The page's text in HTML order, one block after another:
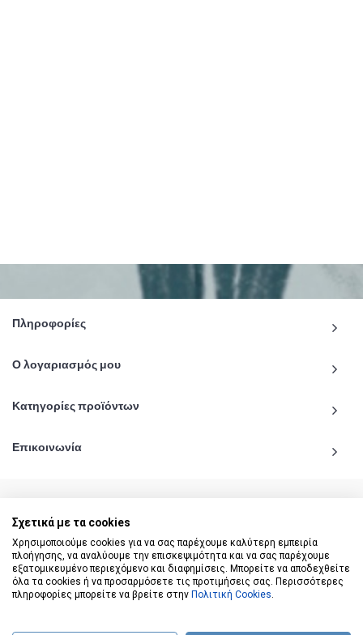
Πληροφορίες
Ο λογαριασμός μου
Κατηγορίες προϊόντων
Επικοινωνία
© 2020 - 2026 katiginetai.gr All Rights Reserved.
Σχετικά με τα cookies
Χρησιμοποιούμε cookies για να σας παρέχουμε καλύτερη εμπειρία
πλοήγησης, να αναλύουμε την επισκεψιμότητα και να σας παρέχουμε
εξατομικευμένο περιεχόμενο και διαφημίσεις. Μπορείτε να αποδεχθείτε
όλα τα cookies ή να προσαρμόσετε τις προτιμήσεις σας. Περισσότερες
πληροφορίες μπορείτε να βρείτε στην Πολιτική Cookies.